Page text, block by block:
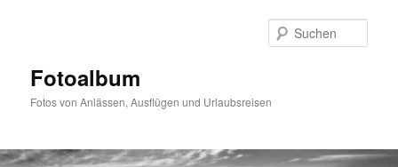
Fotoalbum
Fotos von Anlässen, Ausflügen und Urlaubsreisen